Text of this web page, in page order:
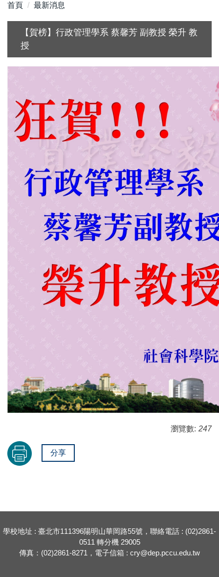
首頁 最新消息
【賀榜】行政管理學系 蔡馨芳 副教授 榮升 教
授
瀏覽數: 247
分享
學校地址 : 臺北市111396陽明山華岡路55號，聯絡電話 : (02)2861-
0511 轉分機 29005
傳真：(02)2861-8271，電子信箱 : cry@dep.pccu.edu.tw